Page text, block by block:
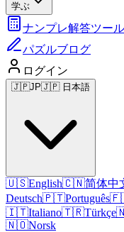
学ぶ
ナンプレ解答ツール
パズルブログ
ログイン
🇯🇵JP🇯🇵 日本語
🇺🇸English🇨🇳简体中
Deutsch🇵🇹Português
🇮🇹Italiano🇹🇷Türkçe
🇳🇴Norsk